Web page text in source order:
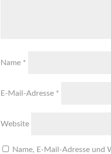
Name *
E-Mail-Adresse *
Website
Name, E-Mail-Adresse und